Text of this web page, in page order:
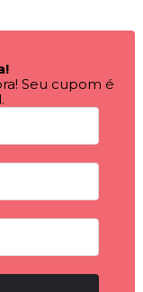
Seu cupom é